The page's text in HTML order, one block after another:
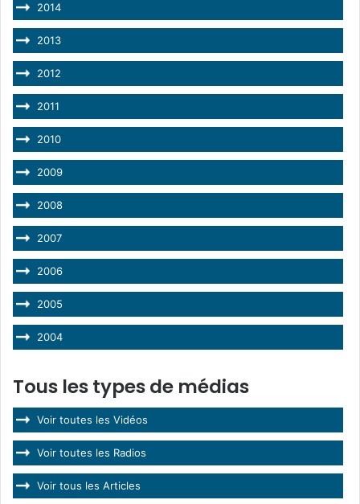
2014
2013
2012
2011
2010
2009
2008
2007
2006
2005
2004
Tous les types de médias
Voir toutes les Vidéos
Voir toutes les Radios
Voir tous les Articles